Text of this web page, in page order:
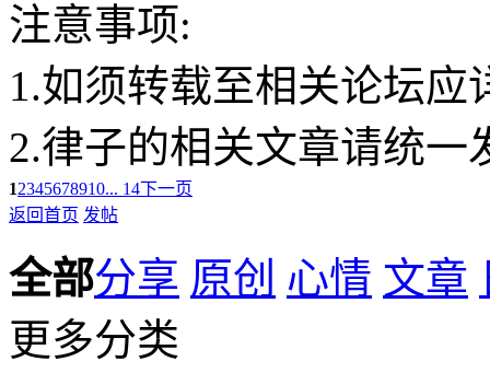
注意事项:
1.如须转载至相关论坛应
2.律子的相关文章请统一
12345678910... 14下一页
返回首页 发帖
全部分享 原创 心情 文章
更多分类